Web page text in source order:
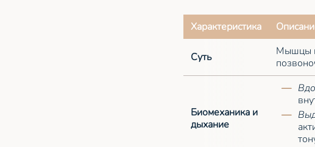
Характеристика
Суть
Мышцы
Биомеханика и
дыхание